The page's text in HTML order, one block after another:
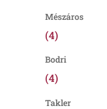
Mészáros
(4)
Bodri
(4)
Takler